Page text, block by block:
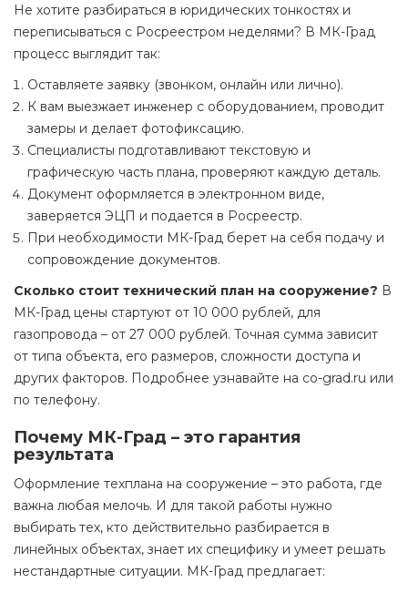
Не хотите разбираться в юридических тонкостях и
переписываться с Росреестром неделями? В МК-Град
процесс выглядит так:
Оставляете заявку (звонком, онлайн или лично).
К вам выезжает инженер с оборудованием, проводит
замеры и делает фотофиксацию.
Специалисты подготавливают текстовую и
графическую часть плана, проверяют каждую деталь.
Документ оформляется в электронном виде,
заверяется ЭЦП и подается в Росреестр.
При необходимости МК-Град берет на себя подачу и
сопровождение документов.
Сколько стоит технический план на сооружение? В
МК-Град цены стартуют от 10 000 рублей, для
газопровода – от 27 000 рублей. Точная сумма зависит
от типа объекта, его размеров, сложности доступа и
других факторов. Подробнее узнавайте на co-grad.ru или
по телефону.
Почему МК-Град – это гарантия
результата
Оформление техплана на сооружение – это работа, где
важна любая мелочь. И для такой работы нужно
выбирать тех, кто действительно разбирается в
линейных объектах, знает их специфику и умеет решать
нестандартные ситуации. МК-Град предлагает: